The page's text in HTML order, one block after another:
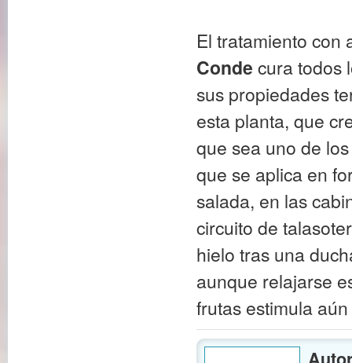
Condecura todos
sus propiedades
esta planta, que
que sea uno de
que se aplica en
salada, en las
circuito de
hielo tras una
aunque relajarse
frutas estimula